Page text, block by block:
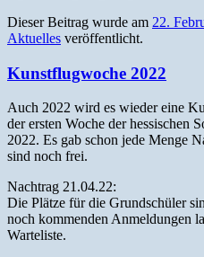
Dieser Beitrag wurde am 22.
Aktuelles veröffentlicht.
Kunstflugwoche 2022
Auch 2022 wird es wieder eine
der ersten Woche der hes­sis­chen
2022. Es gab schon jede Menge
sind noch frei.
Nach­trag 21.04.22:
Die Plätze für die Grund­schüler
noch kom­menden Anmel­dun­gen
Warteliste.